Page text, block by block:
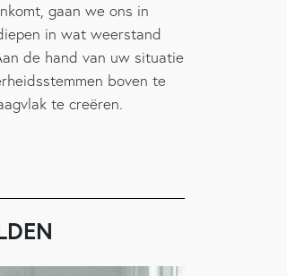
gaan we ons in
in wat weerstand
de hand van uw situatie
boven te
te creëren.